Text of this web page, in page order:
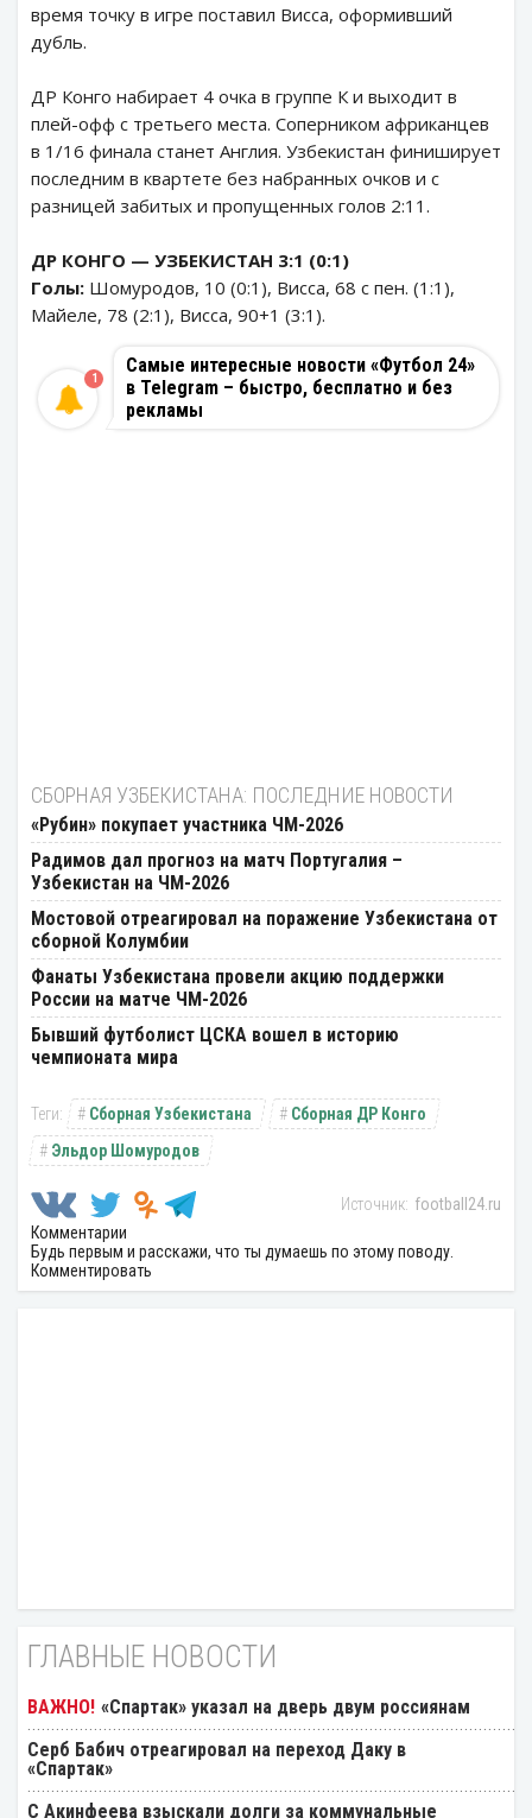
время точку в игре поставил Висса, оформивший
дубль.
ДР Конго набирает 4 очка в группе К и выходит в
плей-офф с третьего места. Соперником африканцев
в 1/16 финала станет Англия. Узбекистан финиширует
последним в квартете без набранных очков и с
разницей забитых и пропущенных голов 2:11.
ДР КОНГО — УЗБЕКИСТАН 3:1 (0:1)
Голы: Шомуродов, 10 (0:1), Висса, 68 с пен. (1:1),
Майеле, 78 (2:1), Висса, 90+1 (3:1).
Самые интересные новости «Футбол 24»
в Telegram – быстро, бесплатно и без
рекламы
1
СБОРНАЯ УЗБЕКИСТАНА: ПОСЛЕДНИЕ НОВОСТИ
«Рубин» покупает участника ЧМ-2026
Радимов дал прогноз на матч Португалия –
Узбекистан на ЧМ-2026
Мостовой отреагировал на поражение Узбекистана от
сборной Колумбии
Фанаты Узбекистана провели акцию поддержки
России на матче ЧМ-2026
Бывший футболист ЦСКА вошел в историю
чемпионата мира
Сборная Узбекистана
Сборная ДР Конго
Эльдор Шомуродов
football24.ru
Комментарии
Будь первым и расскажи, что ты думаешь по этому поводу.
Комментировать
ГЛАВНЫЕ НОВОСТИ
«Спартак» указал на дверь двум россиянам
Серб Бабич отреагировал на переход Даку в
«Спартак»
С Акинфеева взыскали долги за коммунальные